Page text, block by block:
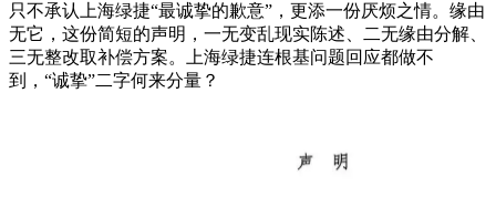
只不承认上海绿捷“最诚挚的歉意”，更添一份厌烦之情。缘由
无它，这份简短的声明，一无变乱现实陈述、二无缘由分解、
三无整改取补偿方案。上海绿捷连根基问题回应都做不
到，“诚挚”二字何来分量？